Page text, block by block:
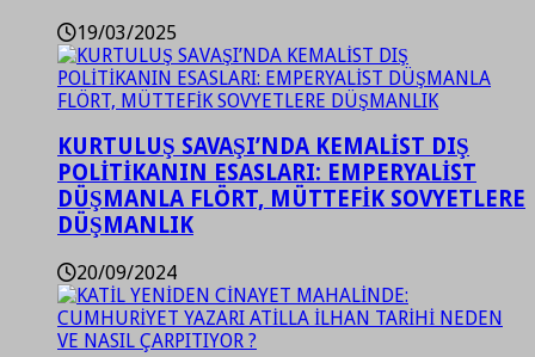
19/03/2025
KURTULUŞ SAVAŞI’NDA KEMALİST DIŞ
POLİTİKANIN ESASLARI: EMPERYALİST
DÜŞMANLA FLÖRT, MÜTTEFİK SOVYETLERE
DÜŞMANLIK
20/09/2024